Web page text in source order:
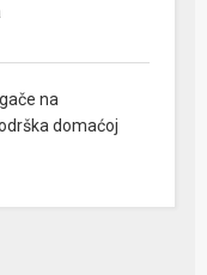
na
domaćoj